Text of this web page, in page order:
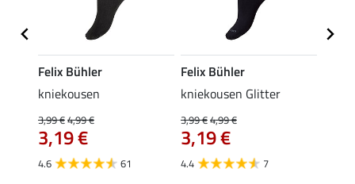
Felix Bühler
kniekousen
3,99 €4,99 €
3,19 €
4.6 61
Felix Bühler
kniekousen Glitter
3,99 €4,99 €
3,19 €
4.4 7